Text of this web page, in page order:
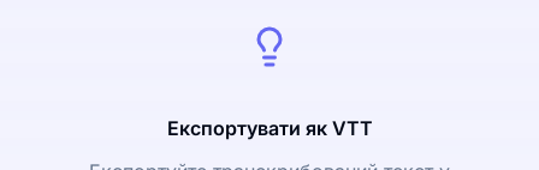
Експортувати як VTT